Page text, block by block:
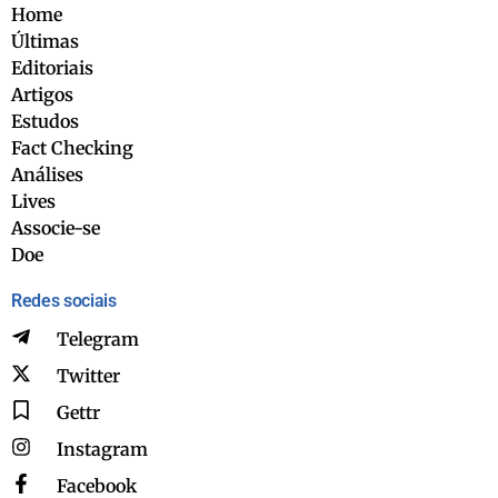
Home
Últimas
Editoriais
Artigos
Estudos
Fact Checking
Análises
Lives
Associe-se
Doe
Redes sociais
Telegram
Twitter
Gettr
Instagram
Facebook